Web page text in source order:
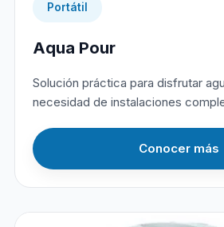
Portátil
Aqua Pour
Solución práctica para disfrutar
necesidad de instalaciones
Conocer más